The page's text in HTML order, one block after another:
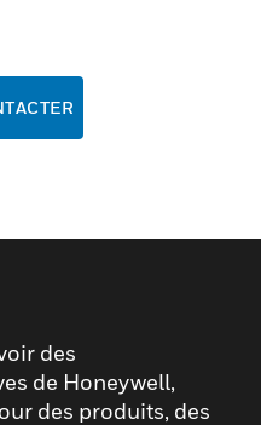
des
de Honeywell,
des produits, des